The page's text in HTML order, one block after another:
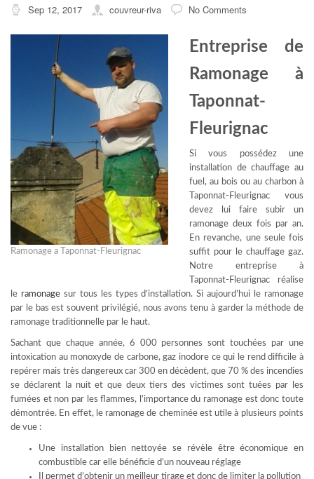
Sep 12, 2017 couvreur-riva No Comments
Ramonage a Taponnat-Fleurignac
Entreprise de
Ramonage à
Taponnat-
Fleurignac
Si vous possédez une
installation de chauffage au
fuel, au bois ou au charbon à
Taponnat-Fleurignac vous
devez lui faire subir un
ramonage deux fois par an.
En revanche, une seule fois
suffit pour le chauffage gaz.
Notre entreprise à
Taponnat-Fleurignac réalise
le ramonagesur tous les types d’installation. Si aujourd’hui le ramonage
par le bas est souvent privilégié, nous avons tenu à garder la méthode de
ramonage traditionnelle par le haut.
Sachant que chaque année, 6 000 personnes sont touchées par une
intoxication au monoxyde de carbone, gaz inodore ce qui le rend difficile à
repérer mais très dangereux car 300 en décèdent, que 70 % des incendies
se déclarent la nuit et que deux tiers des victimes sont tuées par les
fumées et non par les flammes, l’importance du ramonage est donc toute
démontrée. En effet, le ramonage de cheminée est utile à plusieurs points
de vue :
Une installation bien nettoyée se révèle être économique en
combustible car elle bénéficie d’un nouveau réglage
Il permet d’obtenir un meilleur tirage et donc de limiter la pollution